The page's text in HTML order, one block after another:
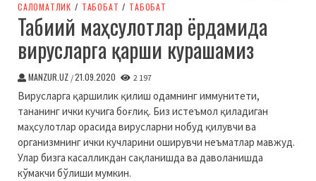
CАЛОМАТЛИК / ТАБОБАТ / ТАБОБАТ
Табиий маҳсулотлар ёрдамида
вирусларга қарши курашамиз
MANZUR.UZ /21.09.2020 2 197
Вирусларга қаршилик қилиш одамнинг иммунитети,
тананинг ички кучига боғлиқ. Биз истеъмол қиладиган
маҳсулотлар орасида вирусларни нобуд қилувчи ва
организмнинг ички кучларини оширувчи неъматлар мавжуд.
Улар бизга касалликдан сақланишда ва даволанишда
кўмакчи бўлиши мумкин.